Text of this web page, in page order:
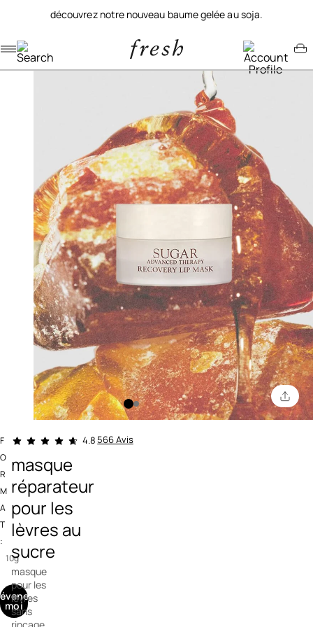
découvrez notre nouveau baume gelée au soja.
5 out of 5 Customer Rating
4.8 566 Avis
masque
réparateur
pour les
lèvres au
sucre
masque
pour les
lèvres
sans
soins nourrisants repulpants/ masque réparateur pour
F
O
R
M
A
T
:
10g
moi